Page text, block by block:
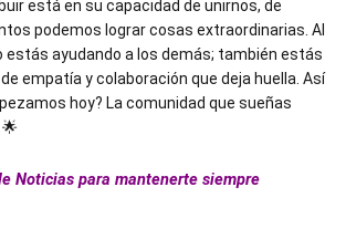
está en su capacidad de unirnos, de
podemos lograr cosas extraordinarias. Al
estás ayudando a los demás; también estás
empatía y colaboración que deja huella. Así
hoy? La comunidad que sueñas
Noticias para mantenerte siempre